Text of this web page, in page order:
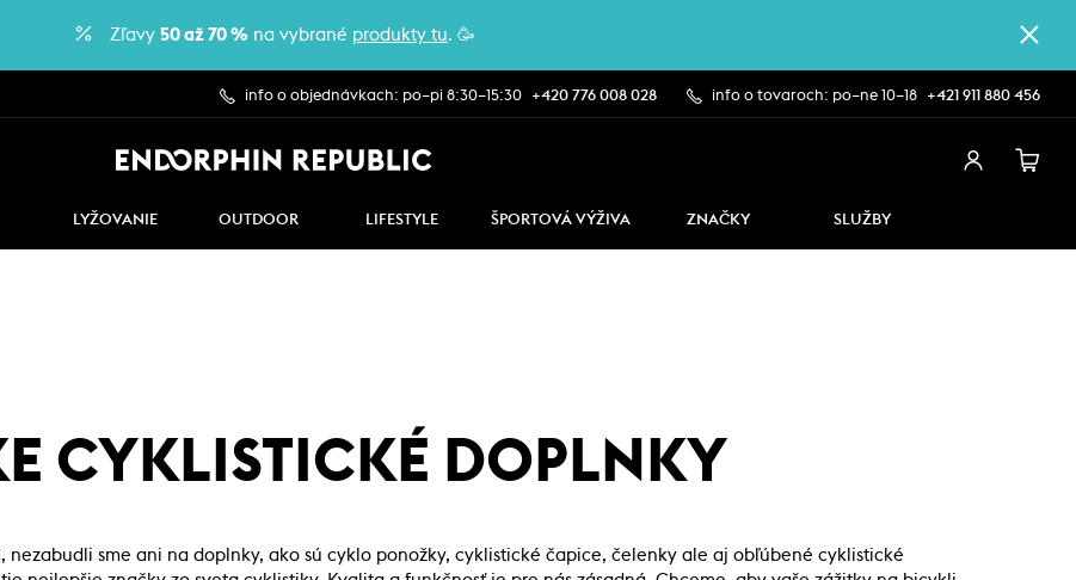
Zľavy 50 až 70 % na vybrané produkty tu. 🥳
info o objednávkach: po–pi 8:30–15:30 +420 776 008 028 info o tovaroch: po–ne 10–18 +421 911 880 456
LYŽOVANIE OUTDOOR LIFESTYLE ŠPORTOVÁ VÝŽIVA ZNAČKY SLUŽBY
CYKLISTICKÉ DOPLNKY
sme ani na doplnky, ako sú cyklo ponožky, cyklistické čapice, čelenky ale aj obľúbené cyklistické